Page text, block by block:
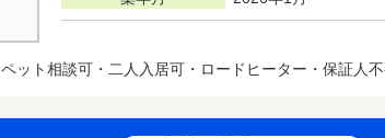
ペット相談可・二人入居可・ロードヒーター・保証人